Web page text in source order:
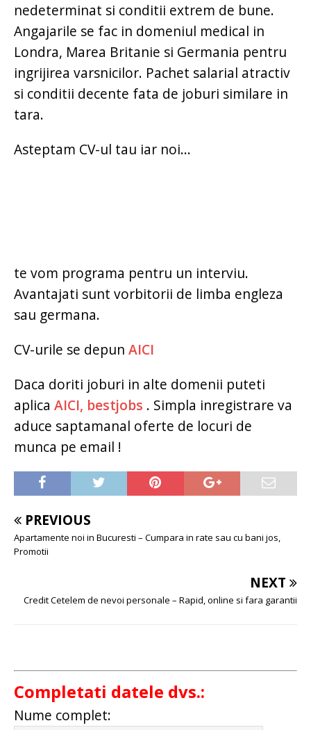
nedeterminat si conditii extrem de bune.
Angajarile se fac in domeniul medical in
Londra, Marea Britanie si Germania pentru
ingrijirea varsnicilor. Pachet salarial atractiv
si conditii decente fata de joburi similare in
tara.
Asteptam CV-ul tau iar noi...
te vom programa pentru un interviu.
Avantajati sunt vorbitorii de limba engleza
sau germana.
CV-urile se depun AICI
Daca doriti joburi in alte domenii puteti
aplica AICI, bestjobs . Simpla inregistrare va
aduce saptamanal oferte de locuri de
munca pe email !
PREVIOUS
Apartamente noi in Bucuresti – Cumpara in rate sau cu bani jos,
Promotii
NEXT
Credit Cetelem de nevoi personale – Rapid, online si fara garantii
Completati datele dvs.:
Nume complet: